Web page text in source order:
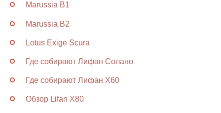
Marussia В1
Marussia B2
Lotus Exige Scura
Где собирают Лифан Солано
Где собирают Лифан Х60
Обзор Lifan X80